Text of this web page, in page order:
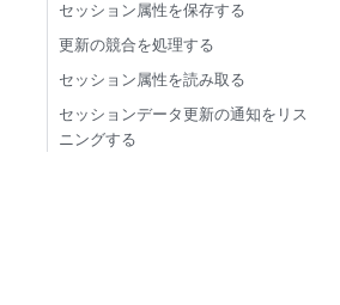
セッション属性を保存する
更新の競合を処理する
セッション属性を読み取る
セッションデータ更新の通知をリス
ニングする